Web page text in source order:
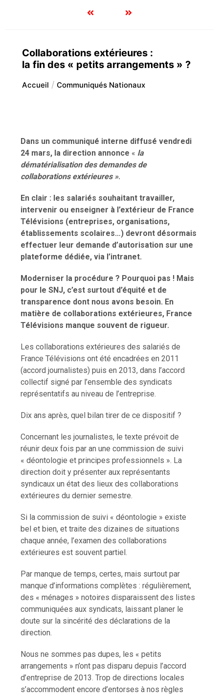
Collaborations extérieures :
la fin des « petits arrangements » ?
Accueil Communiqués Nationaux
Dans un communiqué interne diffusé vendredi
24 mars, la direction annonce « la
dématérialisation des demandes de
collaborations extérieures ».
En clair : les salariés souhaitant travailler,
intervenir ou enseigner à l’extérieur de France
Télévisions (entreprises, organisations,
établissements scolaires…) devront désormais
effectuer leur demande d’autorisation sur une
plateforme dédiée, via l’intranet.
Moderniser la procédure ? Pourquoi pas ! Mais
pour le SNJ, c’est surtout d’équité et de
transparence dont nous avons besoin. En
matière de collaborations extérieures, France
Télévisions manque souvent de rigueur.
Les collaborations extérieures des salariés de
France Télévisions ont été encadrées en 2011
(accord journalistes) puis en 2013, dans l’accord
collectif signé par l’ensemble des syndicats
représentatifs au niveau de l’entreprise.
Dix ans après, quel bilan tirer de ce dispositif ?
Concernant les journalistes, le texte prévoit de
réunir deux fois par an une commission de suivi
« déontologie et principes professionnels ». La
direction doit y présenter aux représentants
syndicaux un état des lieux des collaborations
extérieures du dernier semestre.
Si la commission de suivi « déontologie » existe
bel et bien, et traite des dizaines de situations
chaque année, l’examen des collaborations
extérieures est souvent partiel.
Par manque de temps, certes, mais surtout par
manque d’informations complètes : régulièrement,
des « ménages » notoires disparaissent des listes
communiquées aux syndicats, laissant planer le
doute sur la sincérité des déclarations de la
direction.
Nous ne sommes pas dupes, les « petits
arrangements » n’ont pas disparu depuis l’accord
d’entreprise de 2013. Trop de directions locales
s’accommodent encore d’entorses à nos règles